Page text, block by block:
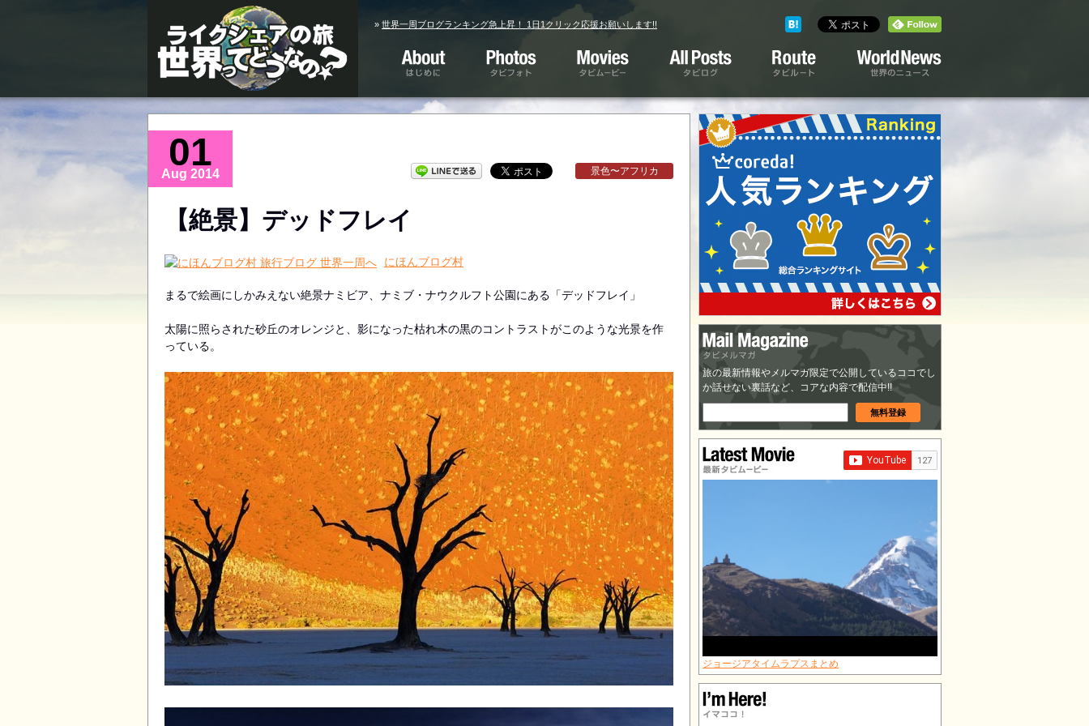
» 世界一周ブログランキング急上昇！ 1日1クリック応援お願いします!!
はじめに タビフォト タビムービー タビログ タビルート 世界のニュース
01
Aug 2014 景色〜アフリカ
【絶景】デッドフレイ
にほんブログ村
まるで絵画にしかみえない絶景ナミビア、ナミブ・ナウクルフト公園にある「デッドフレイ」
太陽に照らされた砂丘のオレンジと、影になった枯れ木の黒のコントラストがこのような光景を作
っている。
タビメルマガ
旅の最新情報やメルマガ限定で公開しているココでし
か話せない裏話など、コアな内容で配信中!!
最新タビムービー
ジョージアタイムラプスまとめ
イマココ！